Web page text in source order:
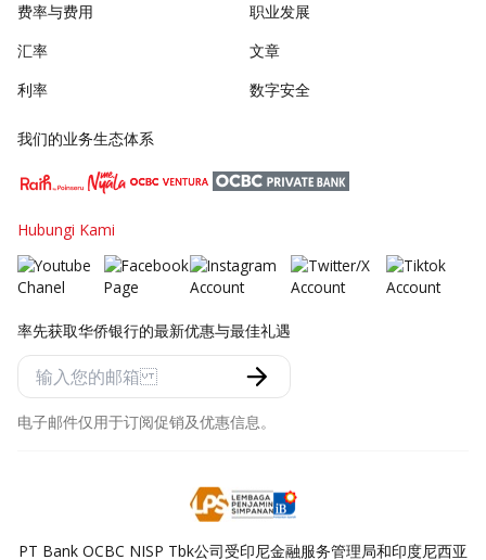
费率与费用
汇率
利率
职业发展
文章
数字安全
我们的业务生态体系
Hubungi Kami
率先获取华侨银行的最新优惠与最佳礼遇
电子邮件仅用于订阅促销及优惠信息。
PT Bank OCBC NISP Tbk公司受印尼金融服务管理局和印度尼西亚